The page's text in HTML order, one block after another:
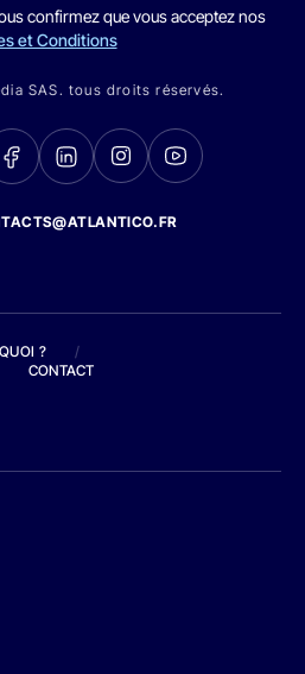
confirmez que vous acceptez nos
et Conditions
SAS. tous droits réservés.
?
/
CONTACT